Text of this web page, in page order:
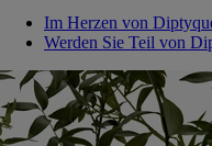
Im Herzen von
Werden Sie Teil von